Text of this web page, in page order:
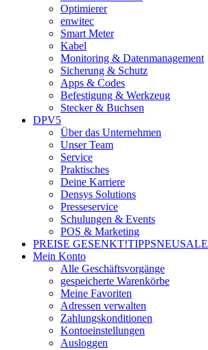
Optimierer
enwitec
Smart Meter
Kabel
Monitoring & Datenmanagement
Sicherung & Schutz
Apps & Codes
Befestigung & Werkzeug
Stecker & Buchsen
DPV5
Über das Unternehmen
Unser Team
Service
Praktisches
Deine Karriere
Densys Solutions
Presseservice
Schulungen & Events
POS & Marketing
PREISE GESENKT!TIPPSNEUSALE
Mein Konto
Alle Geschäftsvorgänge
gespeicherte Warenkörbe
Meine Favoriten
Adressen verwalten
Zahlungskonditionen
Kontoeinstellungen
Ausloggen